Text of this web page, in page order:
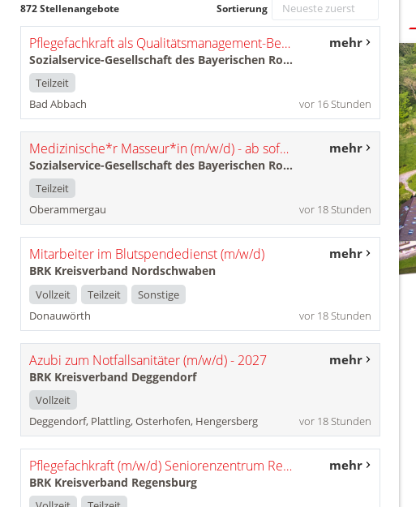
872 Stellenangebote Sortierung
Pflegefachkraft als Qualitätsmanagement-Beauftragte*r (m/w/d)
Sozialservice-Gesellschaft des Bayerischen Roten Kreuzes GmbH
Teilzeit
Bad Abbach
mehr
vor 16 Stunden
Medizinische*r Masseur*in (m/w/d) - ab sofort -
Sozialservice-Gesellschaft des Bayerischen Roten Kreuzes GmbH
Teilzeit
Oberammergau
mehr
vor 18 Stunden
Mitarbeiter im Blutspendedienst (m/w/d)
BRK Kreisverband Nordschwaben
Vollzeit Teilzeit
Sonstige
Donauwörth
mehr
vor 18 Stunden
Azubi zum Notfallsanitäter (m/w/d) - 2027
BRK Kreisverband Deggendorf
Vollzeit
Deggendorf, Plattling, Osterhofen, Hengersberg
mehr
vor 18 Stunden
Pflegefachkraft (m/w/d) Seniorenzentrum Regenstauf
BRK Kreisverband Regensburg
mehr